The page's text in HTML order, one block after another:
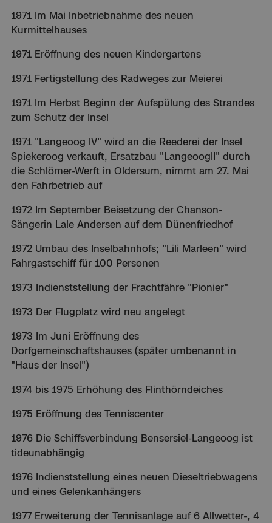
1971 Im Mai Inbetriebnahme des neuen
Kurmittelhauses
1971 Eröffnung des neuen Kindergartens
1971 Fertigstellung des Radweges zur Meierei
1971 Im Herbst Beginn der Aufspülung des Strandes
zum Schutz der Insel
1971 "Langeoog IV" wird an die Reederei der Insel
Spiekeroog verkauft, Ersatzbau "LangeoogII" durch
die Schlömer-Werft in Oldersum, nimmt am 27. Mai
den Fahrbetrieb auf
1972 Im September Beisetzung der Chanson-
Sängerin Lale Andersen auf dem Dünenfriedhof
1972 Umbau des Inselbahnhofs; "Lili Marleen" wird
Fahrgastschiff für 100 Personen
1973 Indienststellung der Frachtfähre "Pionier"
1973 Der Flugplatz wird neu angelegt
1973 Im Juni Eröffnung des
Dorfgemeinschaftshauses (später umbenannt in
"Haus der Insel")
1974 bis 1975 Erhöhung des Flinthörndeiches
1975 Eröffnung des Tenniscenter
1976 Die Schiffsverbindung Bensersiel-Langeoog ist
tideunabhängig
1976 Indienststellung eines neuen Dieseltriebwagens
und eines Gelenkanhängers
1977 Erweiterung der Tennisanlage auf 6 Allwetter-, 4